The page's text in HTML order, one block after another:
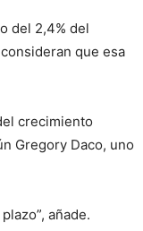
del 2,4% del
que esa
crecimiento
Gregory Daco, uno
añade.